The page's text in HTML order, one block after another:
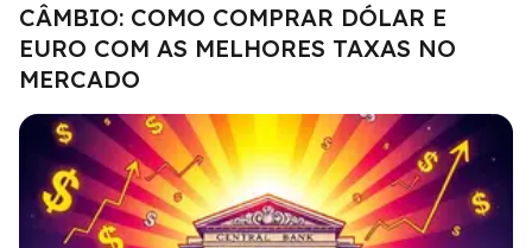
CÂMBIO: COMO COMPRAR DÓLAR E
EURO COM AS MELHORES TAXAS NO
MERCADO